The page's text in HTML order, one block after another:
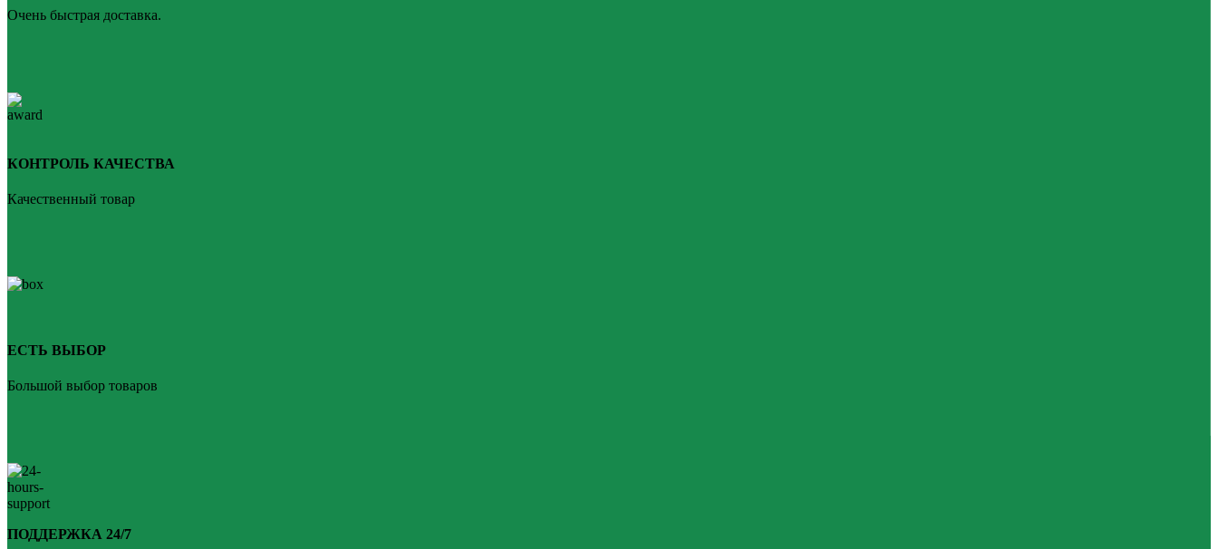
Очень быстрая доставка.
КОНТРОЛЬ КАЧЕСТВА
Качественный товар
ЕСТЬ ВЫБОР
Большой выбор товаров
ПОДДЕРЖКА 24/7